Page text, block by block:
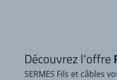
Découvrez l'offre
SERMES Fils et câbles